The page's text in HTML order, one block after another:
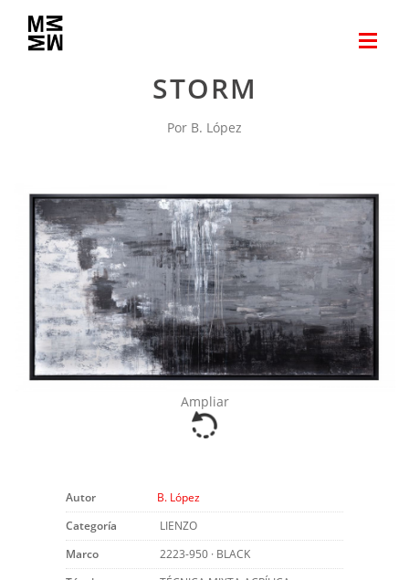
STORM
Por B. López
Ampliar
Autor
B. López
Categoría
LIENZO
Marco
2223-950 · BLACK